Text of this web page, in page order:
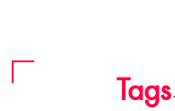
Tags